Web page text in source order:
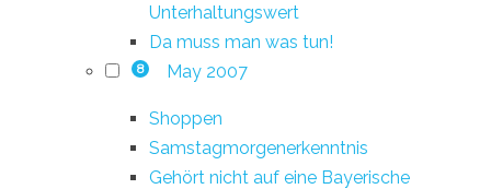
Unterhaltungswert
Da muss man was tun!
8 May 2007
Shoppen
Samstagmorgenerkenntnis
Gehört nicht auf eine Bayerische